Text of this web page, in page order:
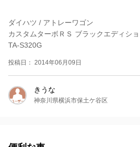
ダイハツ / アトレーワゴン
カスタムターボＲＳ ブラックエディシ
TA-S320G
投稿日： 2014年06月09日
きうな
神奈川県横浜市保土ケ谷区